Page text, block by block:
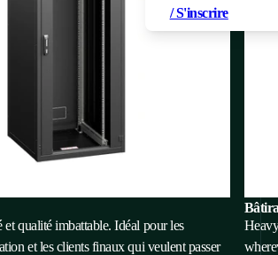
qualité imbattable. Idéal pour les
et les clients finaux qui veulent passer
/ S'inscrire